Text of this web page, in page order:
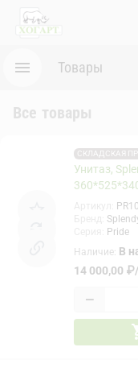
Товары
Все товары
СКЛАДСКАЯ
Унитаз,
Pride
Наличие: В
14 000,00 ₽/
−